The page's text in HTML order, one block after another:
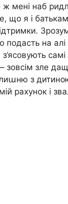
мені наб
що я і
подасть на
зовсім зле
з
рахунок і